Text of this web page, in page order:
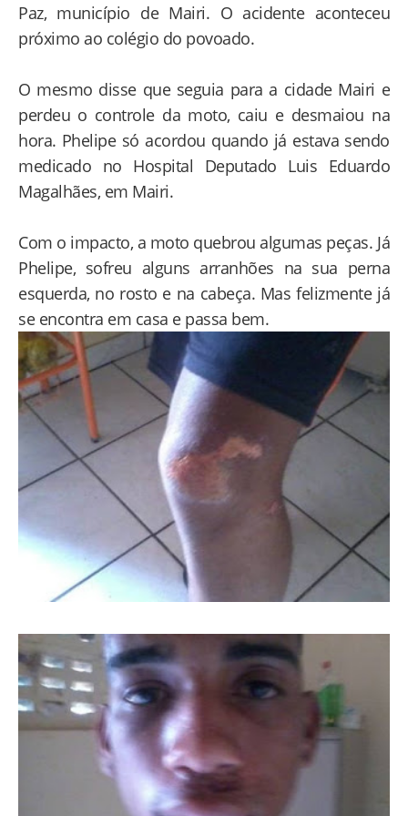
Paz, município de Mairi. O acidente aconteceu
próximo ao colégio do povoado.
O mesmo disse que seguia para a cidade Mairi e
perdeu o controle da moto, caiu e desmaiou na
hora. Phelipe só acordou quando já estava sendo
medicado no Hospital Deputado Luis Eduardo
Magalhães, em Mairi.
Com o impacto, a moto quebrou algumas peças. Já
Phelipe, sofreu alguns arranhões na sua perna
esquerda, no rosto e na cabeça. Mas felizmente já
se encontra em casa e passa bem.